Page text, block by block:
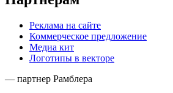
Реклама на сайте
Коммерческое предложение
Медиа кит
Логотипы в векторе
— партнер Рамблера